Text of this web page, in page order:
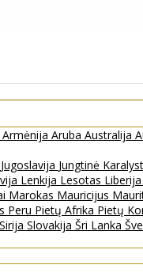
Armėnija Aruba Australija
Jugoslavija Jungtinė
Lenkija Lesotas Liberija
Marokas Mauricijus
Peru Pietų Afrika Pietų
Sirija Slovakija Šri Lanka